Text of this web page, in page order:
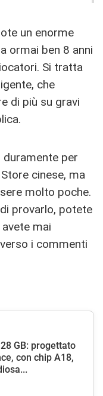
un enorme
ormai ben 8 anni
Si tratta
che
di più su gravi
per
cinese, ma
molto poche.
provarlo, potete
avete mai
i commenti
GB: progettato
con chip A18,